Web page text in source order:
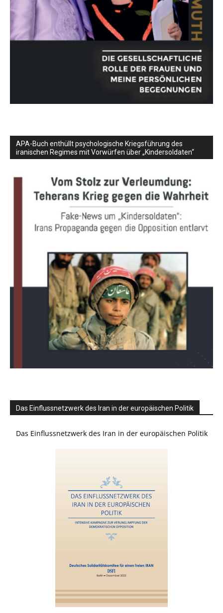
APA-Buch enthüllt psychologische Kriegsführung des
iranischen Regimes mit Vorwürfen über „Kindersoldaten“
Das Einflussnetzwerk des Iran in der europäischen Politik
Das Einflussnetzwerk des Iran in der europäischen Politik